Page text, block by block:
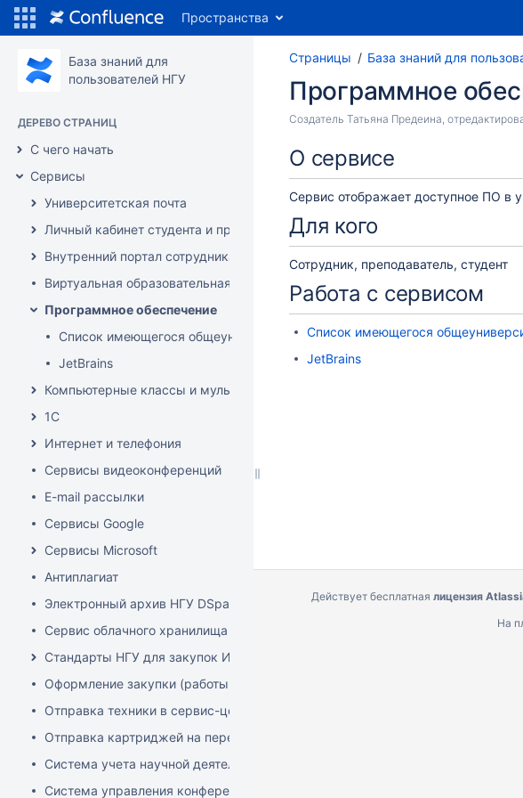
Пространства
База знаний для
пользователей НГУ
ДЕРЕВО СТРАНИЦ
С чего начать
Сервисы
Университетская почта
Личный кабинет студента и преподавателя
Внутренний портал сотрудника
Виртуальная образовательная среда Moodle
Программное обеспечение
Список имеющегося общеуниверситетского программного обеспечения
JetBrains
Компьютерные классы и мультимедиа аудитории
1С
Интернет и телефония
Сервисы видеоконференций
E-mail рассылки
Сервисы Google
Сервисы Microsoft
Антиплагиат
Электронный архив НГУ DSpace
Сервис облачного хранилища Nextcloud
Стандарты НГУ для закупок ИТ-оборудования и офисного оборудования
Оформление закупки (работы, товары, услуги)
Отправка техники в сервис-центр
Отправка картриджей на перезаправку
Система учета научной деятельности (Pure)
Система управления конференциями
Страницы База знаний для
Программное
Создатель Татьяна Предеина,
О сервисе
Сервис отображает доступное ПО в
Для кого
Сотрудник, преподаватель, студент
Работа с сервисом
Список имеющегося
JetBrains
Действует бесплатная лицензия
На